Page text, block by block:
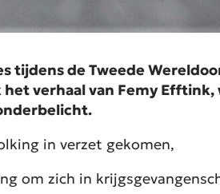
tijdens de Tweede
verhaal van Femy
in verzet gekomen,
om zich in